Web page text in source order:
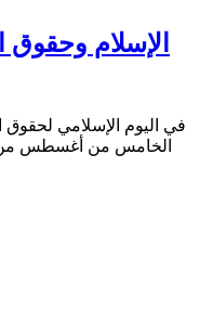
الإسلام وحقوق
في اليوم الإسلامي لحقوق
الخامس من أغسطس من